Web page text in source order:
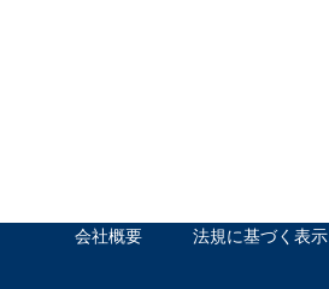
会社概要 法規に基づく表示